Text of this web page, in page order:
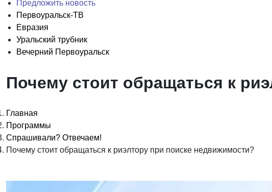
Предложить новость
Первоуральск-ТВ
Евразия
Уральский трубник
Вечерний Первоуральск
Почему стоит обращаться к
Главная
Программы
Спрашивали? Отвечаем!
Почему стоит обращаться к риэлтору при поиске недвижимости?